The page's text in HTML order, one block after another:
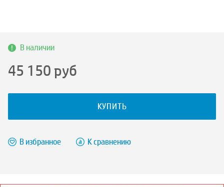
В наличии
45 150 руб
КУПИТЬ
В избранное К сравнению